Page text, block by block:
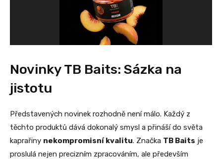
Novinky TB Baits: Sázka na
jistotu
Představených novinek rozhodně není málo. Každý z
těchto produktů dává dokonalý smysl a přináší do světa
kaprařiny nekompromisní kvalitu. Značka TB Baits je
proslulá nejen precizním zpracováním, ale především